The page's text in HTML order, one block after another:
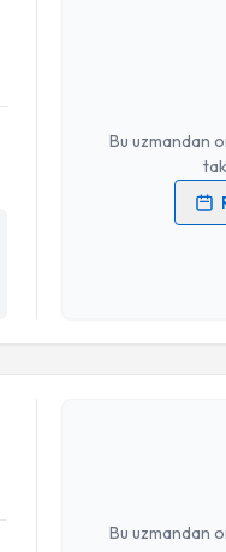
Bu uzmandan
Kişisel verilerimin
Bu uzmandan
Randevu Takvimi
Klinik Psikolog Betül